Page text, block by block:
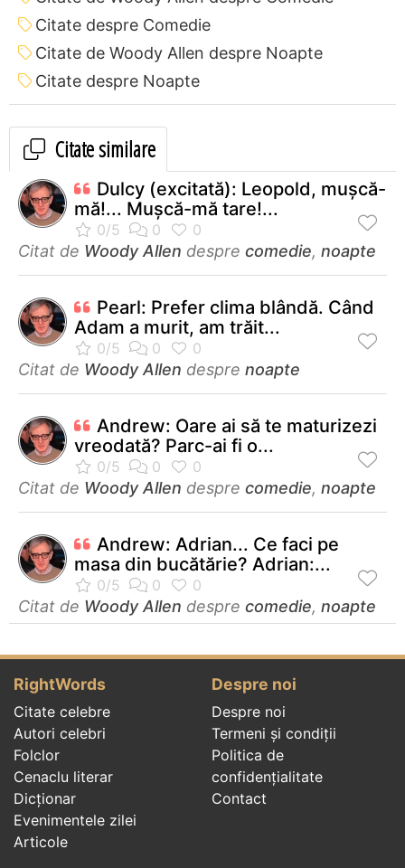
Citate despre Comedie
Citate de Woody Allen despre Noapte
Citate despre Noapte
Citate similare
Dulcy (excitată): Leopold, muşcă-
mă!... Muşcă-mă tare!...
Citat de Woody Allen despre comedie, noapte
Pearl: Prefer clima blândă. Când
Adam a murit, am trăit...
Citat de Woody Allen despre noapte
Andrew: Oare ai să te maturizezi
vreodată? Parc-ai fi o...
Citat de Woody Allen despre comedie, noapte
Andrew: Adrian... Ce faci pe
masa din bucătărie? Adrian:...
Citat de Woody Allen despre comedie, noapte
RightWords
Citate celebre
Autori celebri
Folclor
Cenaclu literar
Dicționar
Evenimentele zilei
Articole
Despre noi
Despre noi
Termeni și condiții
Politica de
confidenţialitate
Contact